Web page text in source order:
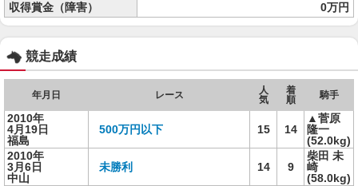
収得賞金（障害）
0万円
競走成績
年月日 レース
人
気
着
順
騎手
2010年
4月19日
福島
500万円以下 15 14
▲菅原
隆一
(52.0kg)
2010年
3月6日
中山
未勝利 14 9
柴田 未
崎
(58.0kg)